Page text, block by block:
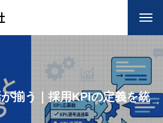
会社について
仕事について
揃う｜採用KPIの定義を統